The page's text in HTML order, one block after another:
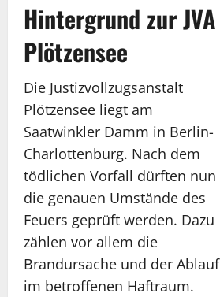
Hintergrund zur JVA
Plötzensee
Die Justizvollzugsanstalt
Plötzensee liegt am
Saatwinkler Damm in Berlin-
Charlottenburg. Nach dem
tödlichen Vorfall dürften nun
die genauen Umstände des
Feuers geprüft werden. Dazu
zählen vor allem die
Brandursache und der Ablauf
im betroffenen Haftraum.